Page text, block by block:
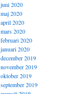
juni 2020
maj 2020
april 2020
mars 2020
februari 2020
januari 2020
december 2019
november 2019
oktober 2019
september 2019